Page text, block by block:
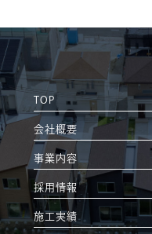
TOP
会社概要
事業内容
採用情報
施工実績